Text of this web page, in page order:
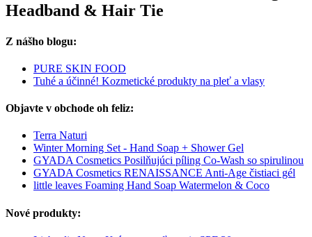
Headband & Hair Tie
Z nášho blogu:
PURE SKIN FOOD
Tuhé a účinné! Kozmetické produkty na pleť a vlasy
Objavte v obchode oh feliz:
Terra Naturi
Winter Morning Set - Hand Soap + Shower Gel
GYADA Cosmetics Posilňujúci píling Co-Wash so spirulinou
GYADA Cosmetics RENAISSANCE Anti-Age čistiaci gél
little leaves Foaming Hand Soap Watermelon & Coco
Nové produkty: